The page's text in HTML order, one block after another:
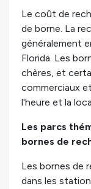
Le coût de
de borne. La
généralement
Florida. Les
chères, et
commerciaux
l'heure et la
Les parcs
bornes de
Les bornes de
dans les